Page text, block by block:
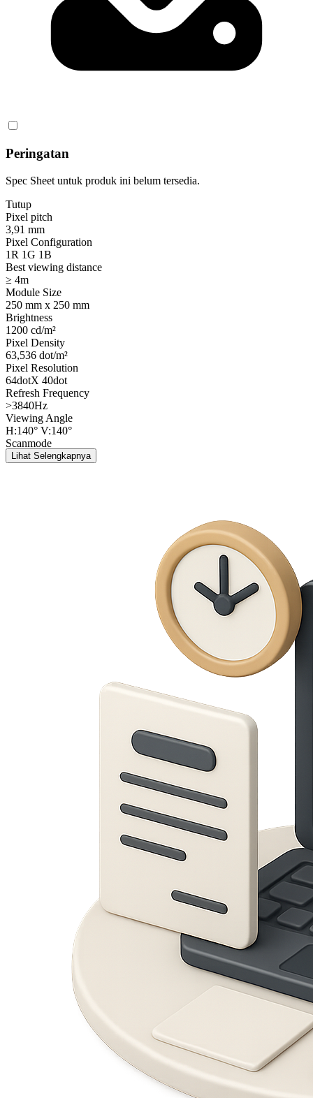
Peringatan
Spec Sheet untuk produk ini belum tersedia.
Tutup
Pixel pitch
3,91 mm
Pixel Configuration
1R 1G 1B
Best viewing distance
≥ 4m
Module Size
250 mm x 250 mm
Brightness
1200 cd/m²
Pixel Density
63,536 dot/m²
Pixel Resolution
64dotX 40dot
Refresh Frequency
>3840Hz
Viewing Angle
H:140° V:140°
Scanmode
1/16 scan
Lihat Selengkapnya